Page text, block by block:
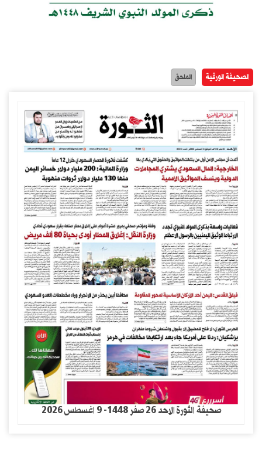
الصحيفة الورقية الملحق
صحيفة الثورة الاحد 26 صفر 1448- 9 اغسطس 2026